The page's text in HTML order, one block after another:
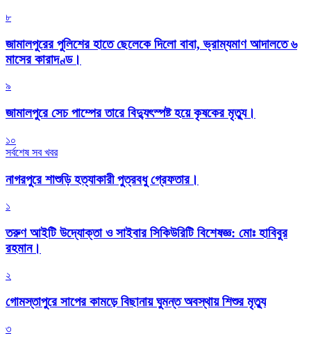
৮
জামালপুরের পুলিশের হাতে ছেলেকে দিলো বাবা, ভ্রাম্যমাণ আদালতে ৬
মাসের কারাদণ্ড।
৯
জামালপুরে সেচ পাম্পের তারে বিদ্যুৎস্পষ্ট হয়ে কৃষকের মৃত্যু।
১০
সর্বশেষ সব খবর
নাগরপুরে শাশুড়ি হত্যাকারী পুত্রবধু গ্রেফতার।
১
তরুণ আইটি উদ্যোক্তা ও সাইবার সিকিউরিটি বিশেষজ্ঞ: মোঃ হাবিবুর
রহমান।
২
গোমস্তাপুরে সাপের কামড়ে বিছানায় ঘুমন্ত অবস্থায় শিশুর মৃত্যু
৩